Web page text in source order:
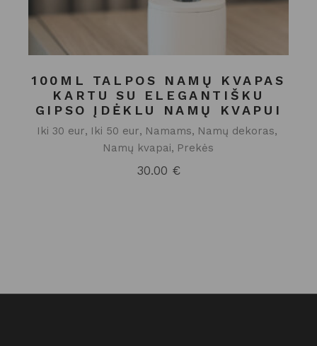
100ML TALPOS NAMŲ KVAPAS
KARTU SU ELEGANTIŠKU
GIPSO ĮDĖKLU NAMŲ KVAPUI
Iki 30 eur Iki 50 eur Namams
Namų dekoras
Namų kvapai
Prekės
30.00 €